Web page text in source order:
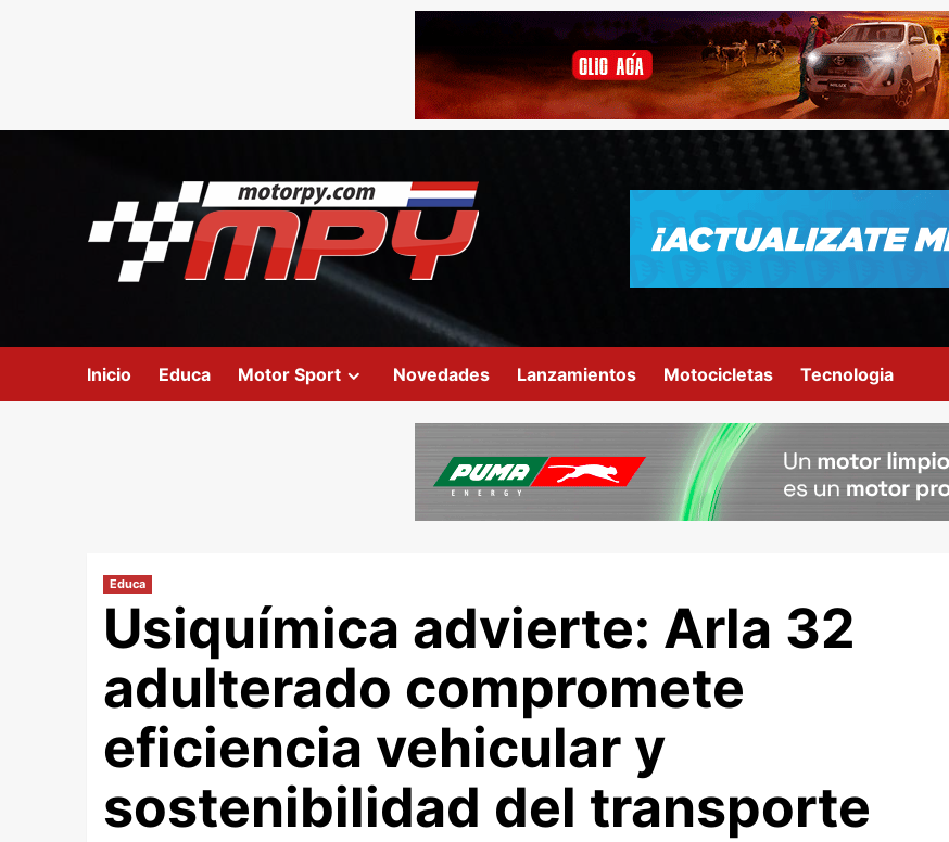
Inicio Educa Motor Sport Novedades Lanzamientos Motocicletas Tecnologia
Educa
Usiquímica advierte: Arla 32
adulterado compromete
eficiencia vehicular y
sostenibilidad del transporte